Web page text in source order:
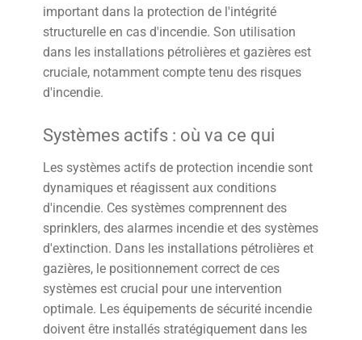
important dans la protection de l'intégrité
structurelle en cas d'incendie. Son utilisation
dans les installations pétrolières et gazières est
cruciale, notamment compte tenu des risques
d'incendie.
Systèmes actifs : où va ce qui
Les systèmes actifs de protection incendie sont
dynamiques et réagissent aux conditions
d'incendie. Ces systèmes comprennent des
sprinklers, des alarmes incendie et des systèmes
d'extinction. Dans les installations pétrolières et
gazières, le positionnement correct de ces
systèmes est crucial pour une intervention
optimale. Les équipements de sécurité incendie
doivent être installés stratégiquement dans les